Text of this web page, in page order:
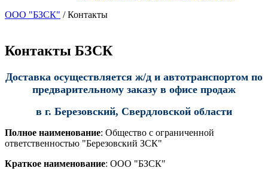
ООО "БЗСК" /Контакты
Контакты БЗСК
Доставка осуществляется ж/д и автотранспортом по
предварительному заказу в офисе продаж
в г. Березовский, Свердловской области
Полное наименование: Общество с ограниченной
ответственностью "Березовский ЗСК"
Краткое наименование: ООО "БЗСК"